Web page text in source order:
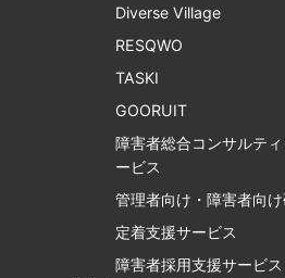
Diverse Village
RESQWO
TASKI
GOORUIT
障害者総合コンサルテ
ービス
管理者向け・障害者向
定着支援サービス
障害者採用支援サービス